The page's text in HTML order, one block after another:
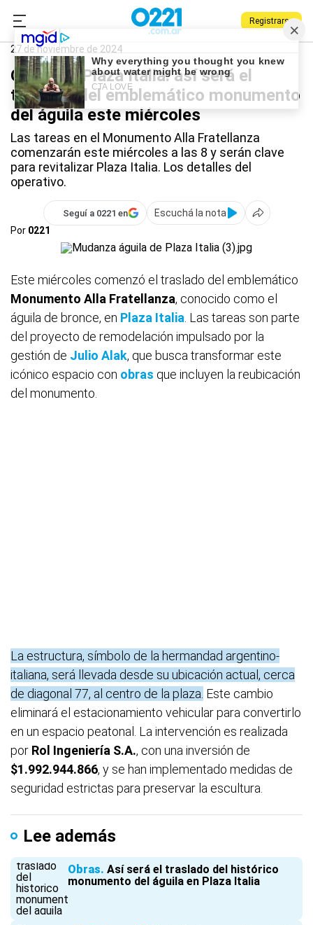
Registrarse
0221.com.ar
Plaza Italia
27 de noviembre de 2024
Obras en Plaza Italia: así será el
traslado del emblemático monumento
del águila este miércoles
Las tareas en el Monumento Alla Fratellanza
comenzarán este miércoles a las 8 y serán clave
para revitalizar Plaza Italia. Los detalles del
operativo.
Seguí a 0221 en
Escuchá la nota
Por 0221
Este miércoles comenzó el traslado del emblemático
Monumento Alla Fratellanza, conocido como el
águila de bronce, en Plaza Italia . Las tareas son parte
del proyecto de remodelación impulsado por la
gestión de Julio Alak, que busca transformar este
icónico espacio con obras que incluyen la reubicación
del monumento.
La estructura, símbolo de la hermandad argentino-
italiana, será llevada desde su ubicación actual, cerca
de diagonal 77, al centro de la plaza. Este cambio
eliminará el estacionamiento vehicular para convertirlo
en un espacio peatonal. La intervención es realizada
por Rol Ingeniería S.A., con una inversión de
$1.992.944.866, y se han implementado medidas de
seguridad estrictas para preservar la escultura.
Lee además
Obras Así será el traslado del histórico
monumento del águila en Plaza Italia